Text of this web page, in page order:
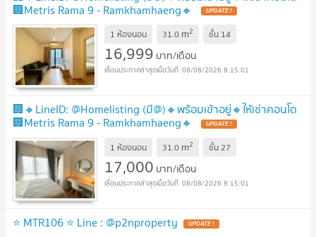
🏢Metris Rama 9 - Ramkhamhaeng🔸 UPDATE !
1 ห้องนอน 31.0 m2 ชั้น 14
16,999 บาท/เดือน
08/08/2026 8:15:01
🏢🔸LineID: @Homelisting (มี@)🔸พร้อมเข้าอยู่🔸ให้เช่าคอนโด
🏢Metris Rama 9 - Ramkhamhaeng🔸 UPDATE !
1 ห้องนอน 31.0 m2 ชั้น27
17,000 บาท/เดือน
08/08/2026 8:15:01
⭐ MTR106 ⭐ Line : @p2nproperty UPDATE !